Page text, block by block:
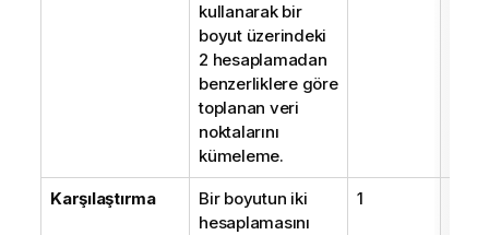
kullanarak bir
boyut üzerindeki
2 hesaplamadan
benzerliklere göre
toplanan veri
noktalarını
kümeleme.
Karşılaştırma
Bir boyutun iki
hesaplamasını
1